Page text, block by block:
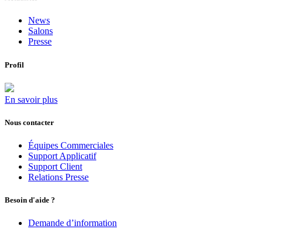
News
Salons
Presse
Profil
En savoir plus
Nous contacter
Équipes Commerciales
Support Applicatif
Support Client
Relations Presse
Besoin d'aide ?
Demande d’information